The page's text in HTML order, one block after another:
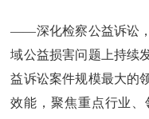
——深化检察公益诉讼
域公益损害问题上持续
益诉讼案件规模最大的
效能，聚焦重点行业